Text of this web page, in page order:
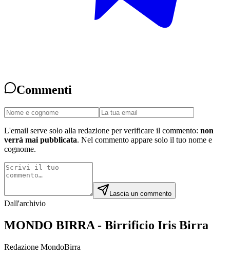
Commenti
L'email serve solo alla redazione per verificare il commento: non
verrà mai pubblicata. Nel commento appare solo il tuo nome e
cognome.
Lascia un commento
Dall'archivio
MONDO BIRRA - Birrificio Iris Birra
Redazione MondoBirra